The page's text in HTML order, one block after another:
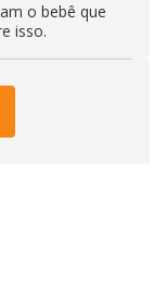
o bebê que
isso.